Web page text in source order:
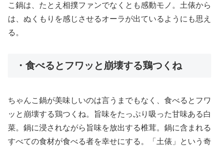
こ鍋は、たとえ相撲ファンでなくとも感動モノ。土俵から
は、ぬくもりを感じさせるオーラが出ているようにも思え
る。
・食べるとフワッと崩壊する鶏つくね
ちゃんこ鍋が美味しいのは言うまでもなく、食べるとフワ
ッと崩壊する鶏つくね。旨味をたっぷり吸った甘味ある白
菜。鍋に浸されながら旨味を放出する椎茸。鍋に含まれる
すべての食材が食べる者を幸せにする。「土俵」という奇